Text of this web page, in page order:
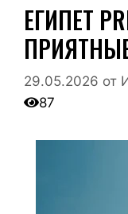
ЕГИПЕТ
29.05.2026 от
87